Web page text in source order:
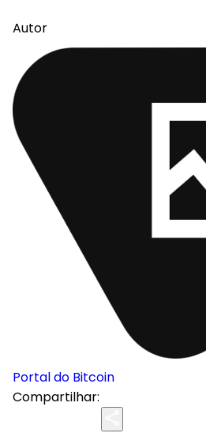
Autor
Portal do Bitcoin
Compartilhar: